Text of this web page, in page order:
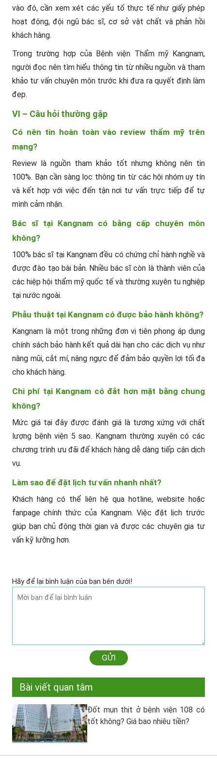
vào đó, cần xem xét các yếu tố thực tế như giấy phép
hoạt động, đội ngũ bác sĩ, cơ sở vật chất và phản hồi
khách hàng.
Trong trường hợp của Bệnh viện Thẩm mỹ Kangnam,
người đọc nên tìm hiểu thông tin từ nhiều nguồn và tham
khảo tư vấn chuyên môn trước khi đưa ra quyết định làm
đẹp.
VI – Câu hỏi thường gặp
Có nên tin hoàn toàn vào review thẩm mỹ trên
mạng?
Review là nguồn tham khảo tốt nhưng không nên tin
100%. Bạn cần sàng lọc thông tin từ các hội nhóm uy tín
và kết hợp với việc đến tận nơi tư vấn trực tiếp để tự
mình cảm nhận.
Bác sĩ tại Kangnam có bằng cấp chuyên môn
không?
100% bác sĩ tại Kangnam đều có chứng chỉ hành nghề và
được đào tạo bài bản. Nhiều bác sĩ còn là thành viên của
các hiệp hội thẩm mỹ quốc tế và thường xuyên tu nghiệp
tại nước ngoài.
Phẫu thuật tại Kangnam có được bảo hành không?
Kangnam là một trong những đơn vị tiên phong áp dụng
chính sách bảo hành kết quả dài hạn cho các dịch vụ như
nâng mũi, cắt mí, nâng ngực để đảm bảo quyền lợi tối đa
cho khách hàng.
Chi phí tại Kangnam có đắt hơn mặt bằng chung
không?
Mức giá tại đây được đánh giá là tương xứng với chất
lượng bệnh viện 5 sao. Kangnam thường xuyên có các
chương trình ưu đãi để khách hàng dễ dàng tiếp cận dịch
vụ.
Làm sao để đặt lịch tư vấn nhanh nhất?
Khách hàng có thể liên hệ qua hotline, website hoặc
fanpage chính thức của Kangnam. Việc đặt lịch trước
giúp bạn chủ động thời gian và được các chuyên gia tư
vấn kỹ lưỡng hơn.
Hãy để lại bình luận của bạn bên dưới!
GỬI
Bài viết quan tâm
Đốt mụn thịt ở bệnh viện 108 có
tốt không? Giá bao nhiêu tiền?